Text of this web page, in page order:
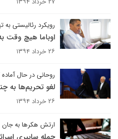
رویکرد رئالیستی به
اوباما هیچ وقت
۲۶ خرداد ۱۳۹۴
روحانی در حال
لغو تحریم‌ها به
۲۶ خرداد ۱۳۹۴
ارتش هکرها به جان